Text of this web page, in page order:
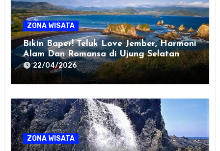
ZONA WISATA
Bikin Baper! Teluk Love Jember, Harmoni
Alam Dan Romansa di Ujung Selatan
Jawa22/04/2026
ZONA WISATA